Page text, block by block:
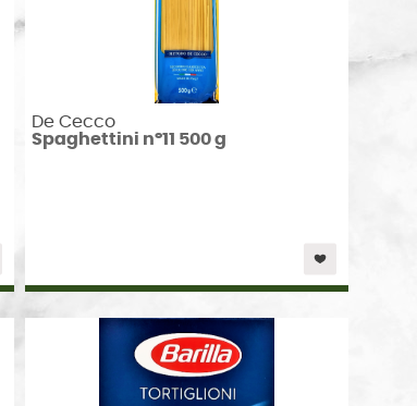
De Cecco
Spaghettini n°11 500 g